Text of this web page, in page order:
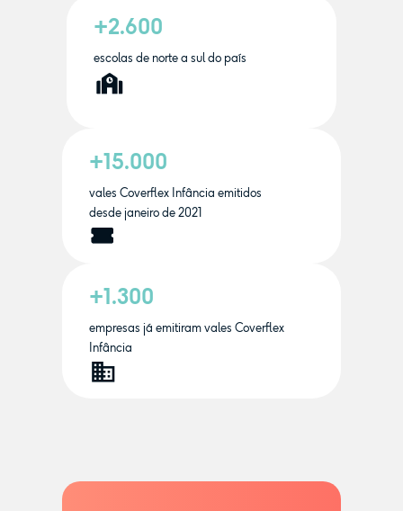
+2.600
escolas de norte a sul do país
+15.000
vales Coverflex Infância emitidos
desde janeiro de 2021
+1.300
empresas já emitiram vales Coverflex
Infância